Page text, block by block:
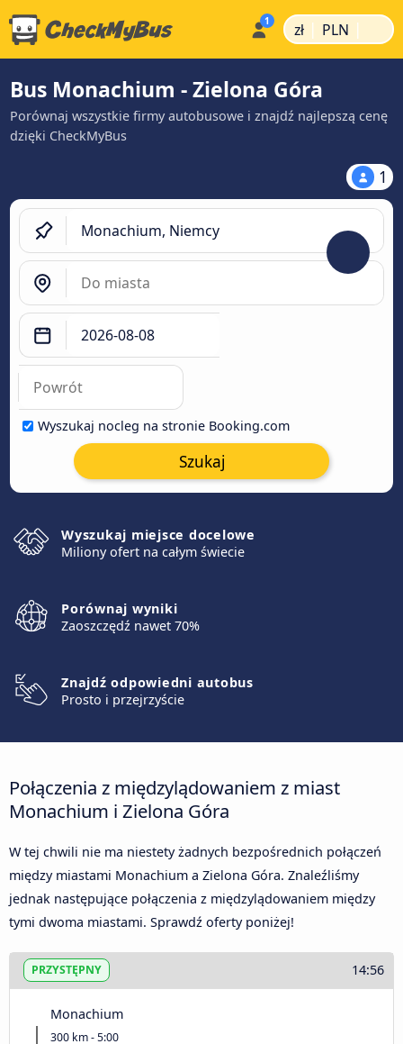
zł | PLN |
Bus Monachium - Zielona Góra
Porównaj wszystkie firmy autobusowe i znajdź najlepszą cenę
dzięki CheckMyBus
1
Wyszukaj nocleg na stronie Booking.com
Szukaj
Wyszukaj miejsce docelowe
Miliony ofert na całym świecie
Porównaj wyniki
Zaoszczędź nawet 70%
Znajdź odpowiedni autobus
Prosto i przejrzyście
Połączenia z międzylądowaniem z miast
Monachium i Zielona Góra
W tej chwili nie ma niestety żadnych bezpośrednich połączeń
między miastami Monachium a Zielona Góra. Znaleźliśmy
jednak następujące połączenia z międzylądowaniem między
tymi dwoma miastami. Sprawdź oferty poniżej!
PRZYSTĘPNY 14:56
Monachium
300 km - 5:00